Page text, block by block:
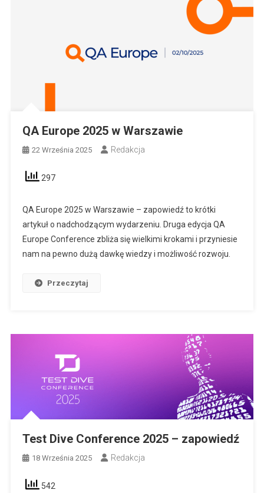
QA Europe 2025 w Warszawie
22 Września 2025 Redakcja
297
QA Europe 2025 w Warszawie – zapowiedź to krótki
artykuł o nadchodzącym wydarzeniu. Druga edycja QA
Europe Conference zbliża się wielkimi krokami i przyniesie
nam na pewno dużą dawkę wiedzy i możliwość rozwoju.
Przeczytaj
Test Dive Conference 2025 – zapowiedź
18 Września 2025 Redakcja
542